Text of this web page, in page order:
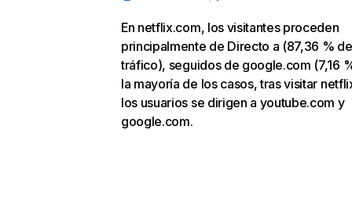
En netflix.com, los visitantes proceden
principalmente de Directo a (87,36 % de
tráfico), seguidos de google.com (7,16
la mayoría de los casos, tras visitar
los usuarios se dirigen a youtube.com y
google.com.